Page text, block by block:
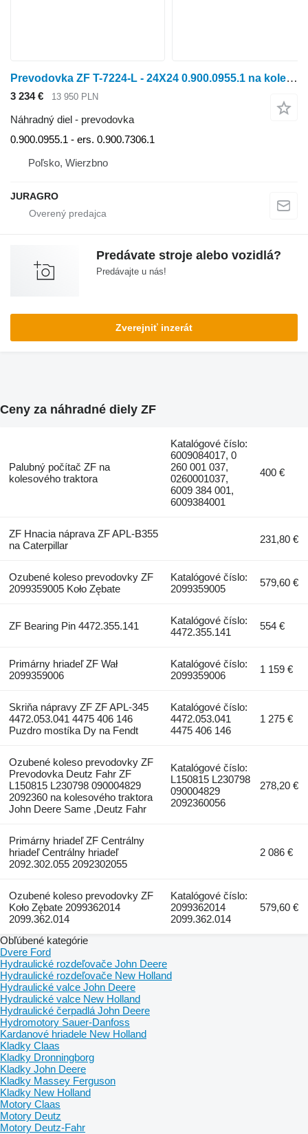
Prevodovka ZF T-7224-L - 24X24 0.900.0955.1 na kolesového traktora
3 234 € 13 950 PLN
Náhradný diel - prevodovka
0.900.0955.1 - ers. 0.900.7306.1
Poľsko, Wierzbno
JURAGRO
Predávate stroje alebo vozidlá?
Predávajte u nás!
Zverejniť inzerát
Ceny za náhradné diely ZF
Palubný počítač ZF na
kolesového traktora
Katalógové číslo:
6009084017, 0
260 001 037,
0260001037,
6009 384 001,
6009384001
400 €
ZF Hnacia náprava ZF APL-B355
na Caterpillar
231,80 €
Ozubené koleso prevodovky ZF
2099359005 Koło Zębate
Katalógové číslo:
2099359005
579,60 €
ZF Bearing Pin 4472.355.141
Katalógové číslo:
4472.355.141
554 €
Primárny hriadeľ ZF Wał
2099359006
Katalógové číslo:
2099359006
1 159 €
Skriňa nápravy ZF ZF APL-345
4472.053.041 4475 406 146
Puzdro mostíka Dy na Fendt
Katalógové číslo:
4472.053.041
4475 406 146
1 275 €
Ozubené koleso prevodovky ZF
Prevodovka Deutz Fahr ZF
L150815 L230798 090004829
2092360 na kolesového traktora
John Deere Same ,Deutz Fahr
Katalógové číslo:
L150815 L230798
090004829
2092360056
278,20 €
Primárny hriadeľ ZF Centrálny
hriadeľ Centrálny hriadeľ
2092.302.055 2092302055
2 086 €
Ozubené koleso prevodovky ZF
Koło Zębate 2099362014
2099.362.014
Katalógové číslo:
2099362014
2099.362.014
579,60 €
Obľúbené kategórie
Dvere Ford
Hydraulické rozdeľovače John Deere
Hydraulické rozdeľovače New Holland
Hydraulické valce John Deere
Hydraulické valce New Holland
Hydraulické čerpadlá John Deere
Hydromotory Sauer-Danfoss
Kardanové hriadele New Holland
Kladky Claas
Kladky Dronningborg
Kladky John Deere
Kladky Massey Ferguson
Kladky New Holland
Motory Claas
Motory Deutz
Motory Deutz-Fahr